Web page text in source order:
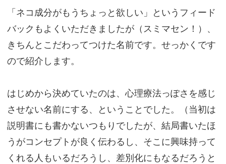
「ネコ成分がもうちょっと欲しい」というフィード
バックもよくいただきましたが（スミマセン！）、
きちんとこだわってつけた名前です。せっかくです
ので紹介します。
はじめから決めていたのは、心理療法っぽさを感じ
させない名前にする、ということでした。（当初は
説明書にも書かないつもりでしたが、結局書いたほ
うがコンセプトが良く伝わるし、そこに興味持って
くれる人もいるだろうし、差別化にもなるだろうと